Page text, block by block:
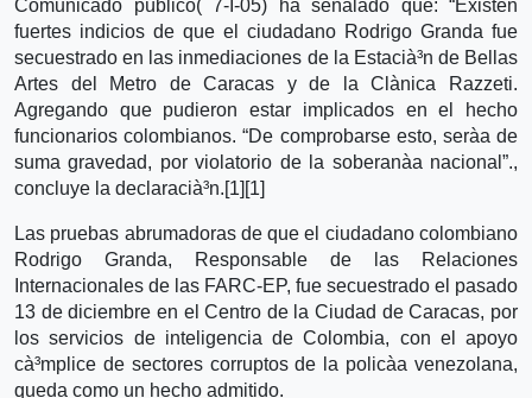
Comunicado público( 7-I-05) ha señalado que: “Existen
fuertes indicios de que el ciudadano Rodrigo Granda fue
secuestrado en las inmediaciones de la Estacià³n de Bellas
Artes del Metro de Caracas y de la Clà­nica Razzeti.
Agregando que pudieron estar implicados en el hecho
funcionarios colombianos. “De comprobarse esto, serà­a de
suma gravedad, por violatorio de la soberanà­a nacional”.,
concluye la declaracià³n.[1][1]
Las pruebas abrumadoras de que el ciudadano colombiano
Rodrigo Granda, Responsable de las Relaciones
Internacionales de las FARC-EP, fue secuestrado el pasado
13 de diciembre en el Centro de la Ciudad de Caracas, por
los servicios de inteligencia de Colombia, con el apoyo
cà³mplice de sectores corruptos de la policà­a venezolana,
queda como un hecho admitido.